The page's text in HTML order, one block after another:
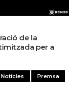
Notícies Premsa
de la
per a